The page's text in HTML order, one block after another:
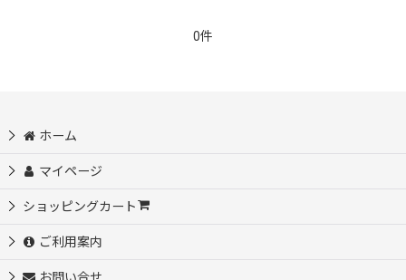
0件
ホーム
マイページ
ショッピングカート
ご利用案内